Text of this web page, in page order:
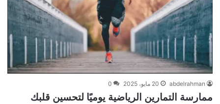
abdelrahman 20 مايو، 2025 0
ممارسة التمارين الرياضية يوميًا لتحسين قلبك